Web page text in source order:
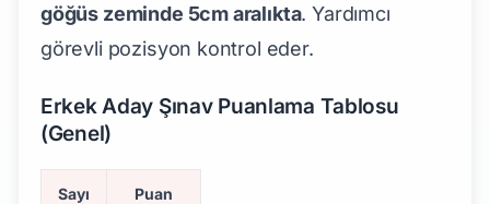
göğüs zeminde 5cm aralıkta. Yardımcı
görevli pozisyon kontrol eder.
Erkek Aday Şınav Puanlama Tablosu
(Genel)
Sayı Puan